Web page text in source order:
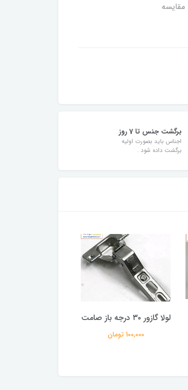
مقایسه
برگشت جنس تا 7 روز
اجناس باید بصورت اولیه
برگشت داده شود .
لولا گازور ۳۰ درجه باز صامت
100,000 تومان